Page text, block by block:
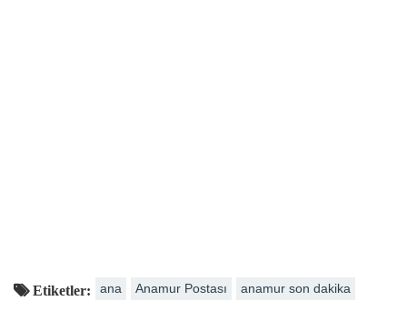
Etiketler: ana Anamur Postası anamur son dakika